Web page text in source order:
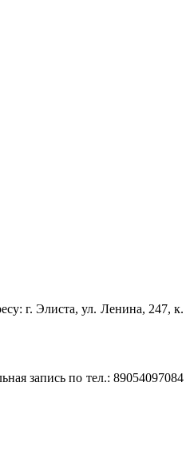
г. Элиста, ул. Ленина, 247, к.
запись по тел.: 89054097084